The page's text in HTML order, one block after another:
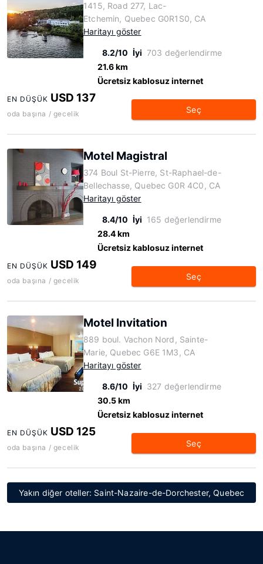
1415, Road 277, Lac-
Etchemin, Quebec G0R1S0, CA
Haritayı göster
8.2/10 İyi 703 değerlendirme
21.6 km
Ücretsiz kablosuz internet
EN DÜŞÜK USD 137
oda başına / gecelik Seç
Motel Magistral
374 Boul St-Pierre, St-Raphael-de-
Bellechasse, Quebec G0R 4C0, CA
Haritayı göster
8.4/10 İyi 165 değerlendirme
28.4 km
Ücretsiz kablosuz internet
EN DÜŞÜK USD 149
oda başına / gecelik Seç
Motel Invitation
889 boul. Vachon Nord, Sainte-
Marie, Quebec G6E 1M3, CA
Haritayı göster
8.6/10 İyi 327 değerlendirme
30.5 km
Ücretsiz kablosuz internet
EN DÜŞÜK USD 125
oda başına / gecelik Seç
Yakın diğer oteller: Saint-Nazaire-de-Dorchester, Quebec